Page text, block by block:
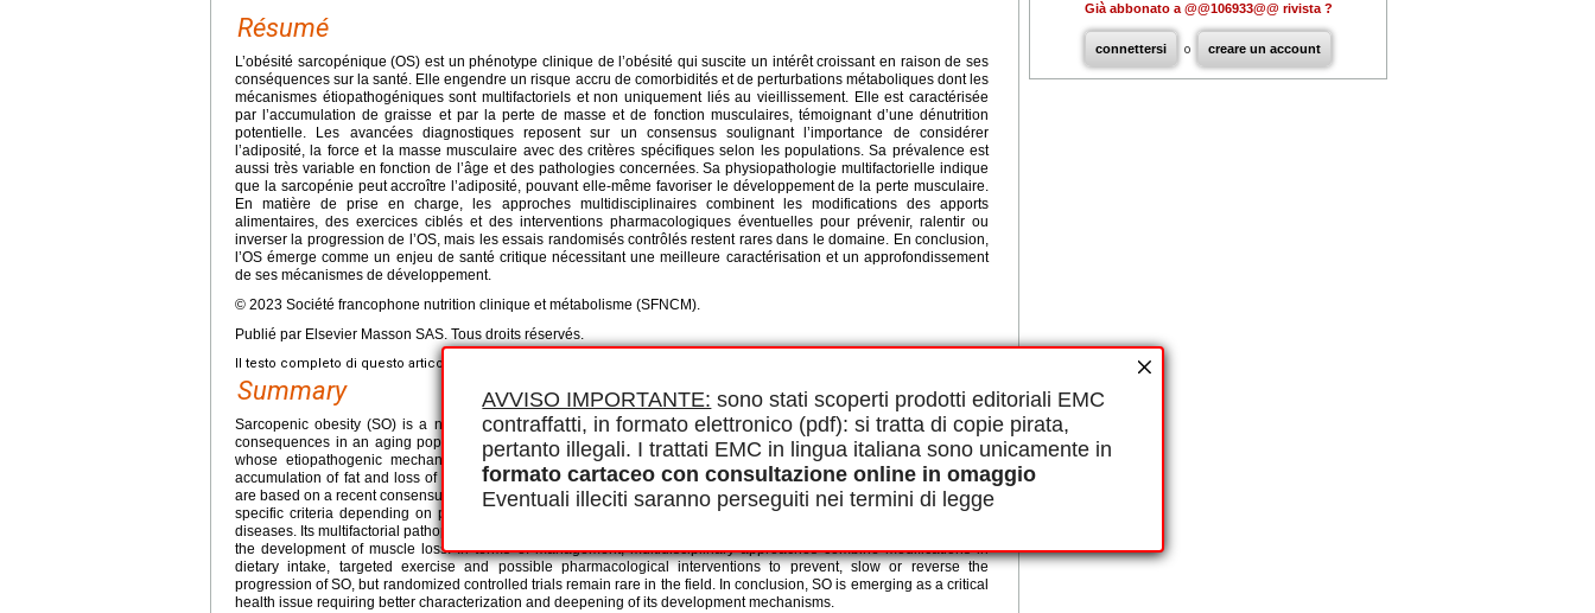
AVVISO IMPORTANTE: sono stati scoperti prodotti editoriali EMC
contraffatti, in formato elettronico (pdf): si tratta di copie pirata,
pertanto illegali. I trattati EMC in lingua italiana sono unicamente in
formato cartaceo con consultazione online in omaggio
Eventuali illeciti saranno perseguiti nei termini di legge
Résumé
L’obésité sarcopénique (OS) est un phénotype clinique de l’obésité qui suscite un intérêt croissant en raison de ses
conséquences sur la santé. Elle engendre un risque accru de comorbidités et de perturbations métaboliques dont les
mécanismes étiopathogéniques sont multifactoriels et non uniquement liés au vieillissement. Elle est caractérisée
par l’accumulation de graisse et par la perte de masse et de fonction musculaires, témoignant d’une dénutrition
potentielle. Les avancées diagnostiques reposent sur un consensus soulignant l’importance de considérer
l’adiposité, la force et la masse musculaire avec des critères spécifiques selon les populations. Sa prévalence est
aussi très variable en fonction de l’âge et des pathologies concernées. Sa physiopathologie multifactorielle indique
que la sarcopénie peut accroître l’adiposité, pouvant elle-même favoriser le développement de la perte musculaire.
En matière de prise en charge, les approches multidisciplinaires combinent les modifications des apports
alimentaires, des exercices ciblés et des interventions pharmacologiques éventuelles pour prévenir, ralentir ou
inverser la progression de l’OS, mais les essais randomisés contrôlés restent rares dans le domaine. En conclusion,
l’OS émerge comme un enjeu de santé critique nécessitant une meilleure caractérisation et un approfondissement
de ses mécanismes de développement.
© 2023 Société francophone nutrition clinique et métabolisme (SFNCM).
Publié par Elsevier Masson SAS. Tous droits réservés.
Il testo completo di questo articolo è disponibile in PDF.
Summary
Sarcopenic obesity (SO) is a new clinical phenotype of obesity attracting an increasing interest due to its health
consequences in an aging population. It generates an increased risk of comorbidities and metabolic disturbances
whose etiopathogenic mechanisms are multifactorial and not only linked to aging. It is characterized by the
accumulation of fat and loss of muscle mass and function, indicative of potential malnutrition. Diagnostic advances
are based on a recent consensus emphasizing the relevance of considering adiposity, strength and muscle mass with
specific criteria depending on populations specificities. Its prevalence also varies, largely dependent on age and
diseases. Its multifactorial pathophysiology illustrates that sarcopenia can increase adiposity, which can itself promote
the development of muscle loss. In terms of management, multidisciplinary approaches combine modifications in
dietary intake, targeted exercise and possible pharmacological interventions to prevent, slow or reverse the
progression of SO, but randomized controlled trials remain rare in the field. In conclusion, SO is emerging as a critical
health issue requiring better characterization and deepening of its development mechanisms.
Già abbonato a @@106933@@ rivista ?
connettersi o creare un account